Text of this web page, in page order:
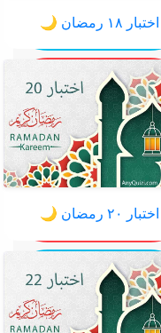
اختبار ١٨ رمضان 🌙
اختبار ٢٠ رمضان 🌙